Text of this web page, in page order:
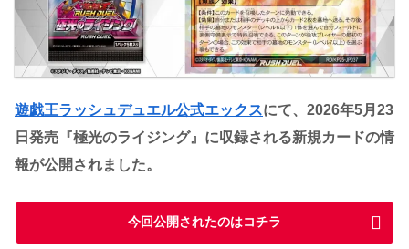
遊戯王ラッシュデュエル公式エックスにて、2026年5月23
日発売『極光のライジング』に収録される新規カードの情
報が公開されました。
今回公開されたのはコチラ